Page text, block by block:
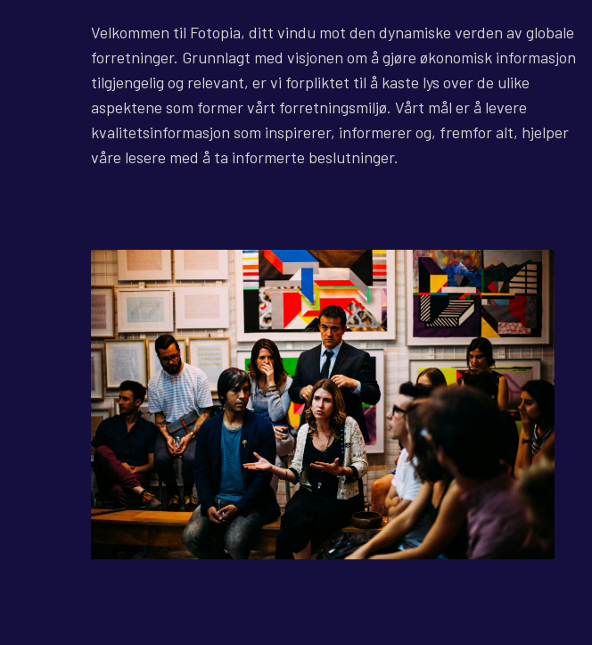
Velkommen til Fotopia, ditt vindu mot den dynamiske verden av globale
forretninger. Grunnlagt med visjonen om å gjøre økonomisk informasjon
tilgjengelig og relevant, er vi forpliktet til å kaste lys over de ulike
aspektene som former vårt forretningsmiljø. Vårt mål er å levere
kvalitetsinformasjon som inspirerer, informerer og, fremfor alt, hjelper
våre lesere med å ta informerte beslutninger.